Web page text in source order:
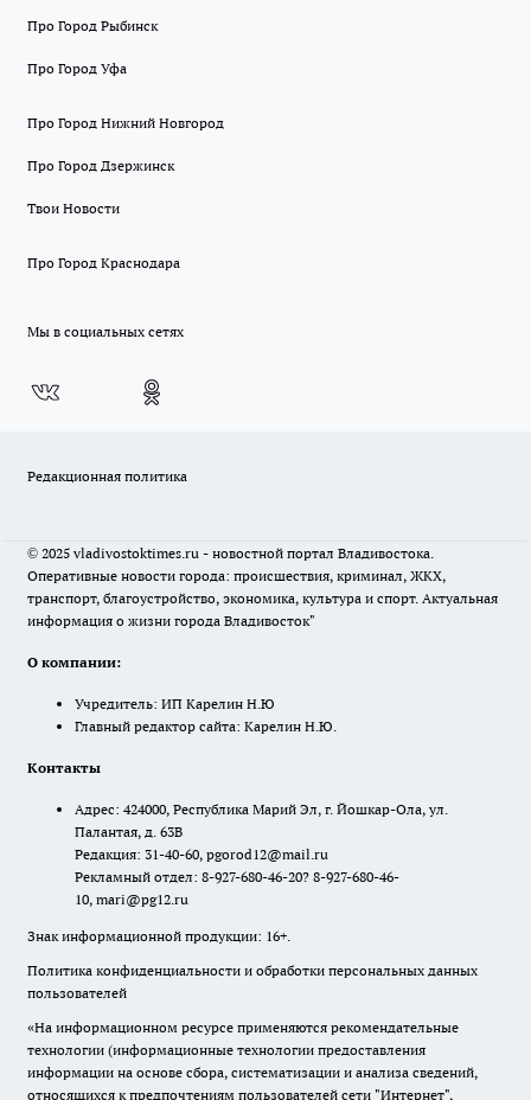
Про Город Рыбинск
Про Город Уфа
Про Город Нижний Новгород
Про Город Дзержинск
Твои Новости
Про Город Краснодара
Мы в социальных сетях
Редакционная политика
© 2025 vladivostoktimes.ru - новостной портал Владивостока.
Оперативные новости города: происшествия, криминал, ЖКХ,
транспорт, благоустройство, экономика, культура и спорт. Актуальная
информация о жизни города Владивосток"
О компании:
Учредитель: ИП Карелин Н.Ю
Главный редактор сайта: Карелин Н.Ю.
Контакты
Адрес: 424000, Республика Марий Эл, г. Йошкар-Ола, ул.
Палантая, д. 63В
Редакция: 31-40-60, pgorod12@mail.ru
Рекламный отдел: 8-927-680-46-20? 8-927-680-46-
10, mari@pg12.ru
Знак информационной продукции: 16+.
Политика конфиденциальности и обработки персональных данных
пользователей
«На информационном ресурсе применяются рекомендательные
технологии (информационные технологии предоставления
информации на основе сбора, систематизации и анализа сведений,
относящихся к предпочтениям пользователей сети "Интернет",